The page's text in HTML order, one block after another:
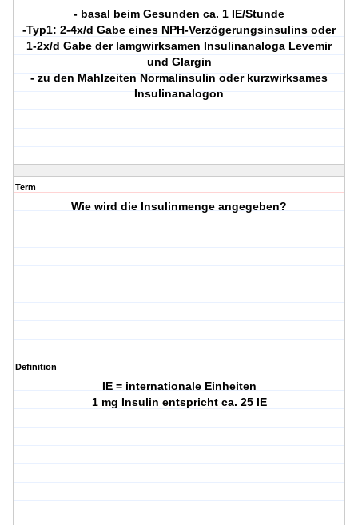
- basal beim Gesunden ca. 1 IE/Stunde
-Typ1: 2-4x/d Gabe eines NPH-Verzögerungsinsulins oder
1-2x/d Gabe der lamgwirksamen Insulinanaloga Levemir
und Glargin
- zu den Mahlzeiten Normalinsulin oder kurzwirksames
Insulinanalogon
Term
Wie wird die Insulinmenge angegeben?
Definition
IE = internationale Einheiten
1 mg Insulin entspricht ca. 25 IE